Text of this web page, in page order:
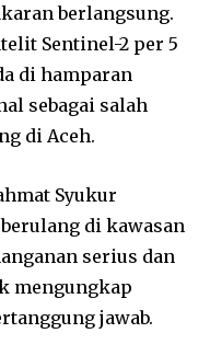
berlangsung.
Sentinel-2 per 5
di hamparan
sebagai salah
di Aceh.
Syukur
di kawasan
serius dan
mengungkap
jawab.